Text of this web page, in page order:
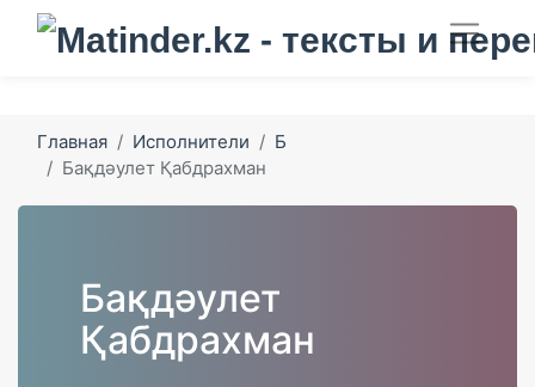
Главная Исполнители
Б
Бақдәулет Қабдрахман
Бақдәулет
Қабдрахман